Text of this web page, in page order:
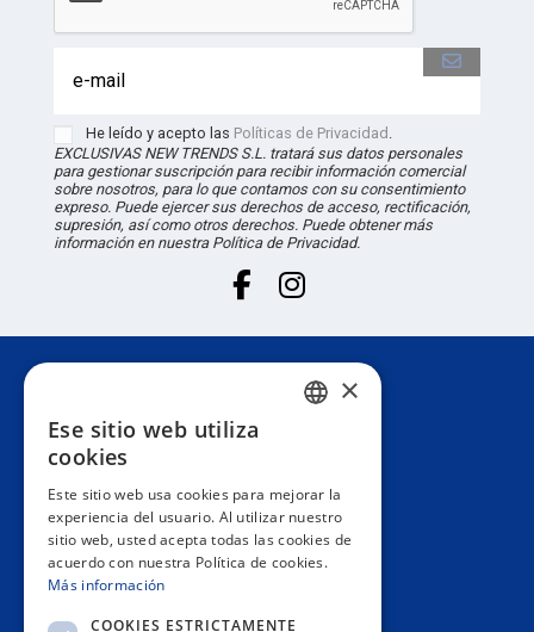
He leído y acepto las Políticas de Privacidad .
EXCLUSIVAS NEW TRENDS S.L. tratará sus datos personales
para gestionar suscripción para recibir información comercial
sobre nosotros, para lo que contamos con su consentimiento
expreso. Puede ejercer sus derechos de acceso, rectificación,
supresión, así como otros derechos. Puede obtener más
información en nuestra Política de Privacidad.
Información
Área privada
ENGLISH
ITALIAN
×
Ese sitio web utiliza
cookies
Este sitio web usa cookies para mejorar la
experiencia del usuario. Al utilizar nuestro
sitio web, usted acepta todas las cookies de
acuerdo con nuestra Política de cookies.
Más información
COOKIES ESTRICTAMENTE